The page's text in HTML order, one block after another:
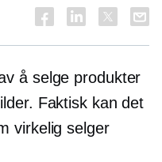
å selge produkter
Faktisk kan det
virkelig selger